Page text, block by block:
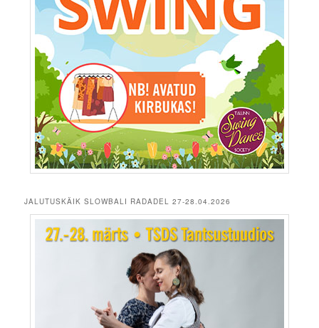
JALUTUSKÄIK SLOWBALI RADADEL 27-28.04.2026